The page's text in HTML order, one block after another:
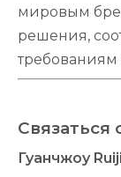
мировым
решения,
требованиям
Связаться
Гуанчжоу